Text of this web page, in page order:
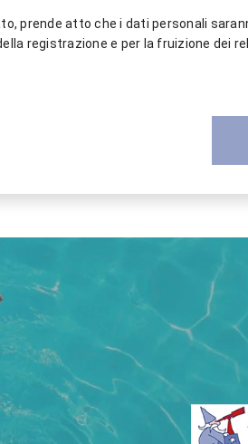
prende atto che i dati personali
registrazione e per la fruizione dei